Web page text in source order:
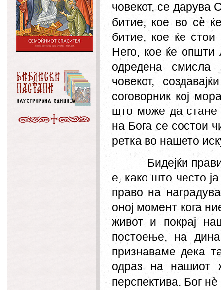
човекот, се дарува
битие, кое во сè
битие, кое ќе
Него, кое ќе
одредена смисла
човекот,
соговорник кој
што може да стане
на Бога се состои
ретка во нашето
Бидејќи
е, како што често
право на
оној момент кога
живот и покрај
постоење, на
признаваме дека
одраз на нашиот
перспектива. Бог нè